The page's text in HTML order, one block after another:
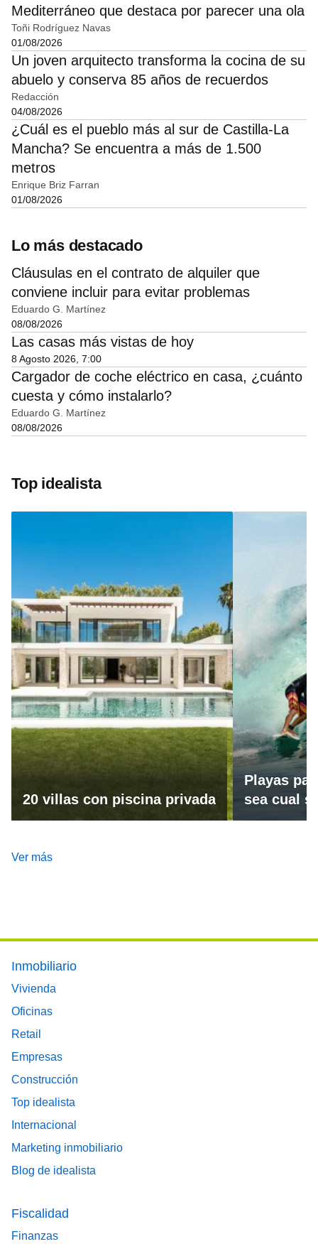
Mediterráneo que destaca por parecer una ola
Toñi Rodríguez Navas
01/08/2026
Un joven arquitecto transforma la cocina de su
abuelo y conserva 85 años de recuerdos
Redacción
04/08/2026
¿Cuál es el pueblo más al sur de Castilla-La
Mancha? Se encuentra a más de 1.500
metros
Enrique Briz Farran
01/08/2026
Lo más destacado
Cláusulas en el contrato de alquiler que
conviene incluir para evitar problemas
Eduardo G. Martínez
08/08/2026
Las casas más vistas de hoy
8 Agosto 2026, 7:00
Cargador de coche eléctrico en casa, ¿cuánto
cuesta y cómo instalarlo?
Eduardo G. Martínez
08/08/2026
Top idealista
20 villas con piscina privada
Playas
sea cual
Ver más
Footer main menu
Inmobiliario
Vivienda
Oficinas
Retail
Empresas
Construcción
Top idealista
Internacional
Marketing inmobiliario
Blog de idealista
Fiscalidad
Finanzas